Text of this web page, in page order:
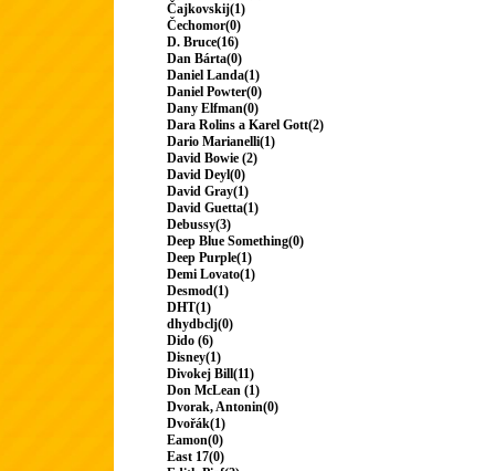
Čajkovskij(1)
Čechomor(0)
D. Bruce(16)
Dan Bárta(0)
Daniel Landa(1)
Daniel Powter(0)
Dany Elfman(0)
Dara Rolins a Karel Gott(2)
Dario Marianelli(1)
David Bowie (2)
David Deyl(0)
David Gray(1)
David Guetta(1)
Debussy(3)
Deep Blue Something(0)
Deep Purple(1)
Demi Lovato(1)
Desmod(1)
DHT(1)
dhydbclj(0)
Dido (6)
Disney(1)
Divokej Bill(11)
Don McLean (1)
Dvorak, Antonin(0)
Dvořák(1)
Eamon(0)
East 17(0)